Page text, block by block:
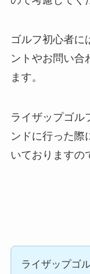
ゴルフ初心者に
ントやお問い合
ます。
ライザップゴル
ンドに行った際
いておりますの
ライザップゴ